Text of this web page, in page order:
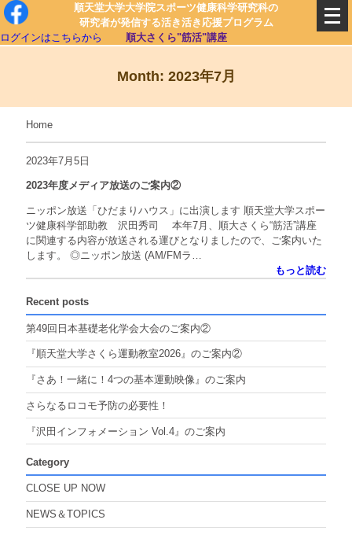
順天堂大学大学院スポーツ健康科学研究科の
研究者が発信する活き活き応援プログラム
ログインはこちらから
順大さくら"筋活"講座
Month: 2023年7月
Home
2023年7月5日
2023年度メディア放送のご案内②
ニッポン放送「ひだまりハウス」に出演します 順天堂大学スポー
ツ健康科学部助教 沢田秀司 本年7月、順大さくら“筋活”講座
に関連する内容が放送される運びとなりましたので、ご案内いた
します。 ◎ニッポン放送 (AM/FMラ…
もっと読む
Recent posts
第49回日本基礎老化学会大会のご案内②
『順天堂大学さくら運動教室2026』のご案内②
『さあ！一緒に！4つの基本運動映像』のご案内
さらなるロコモ予防の必要性！
『沢田インフォメーション Vol.4』のご案内
Category
CLOSE UP NOW
NEWS＆TOPICS